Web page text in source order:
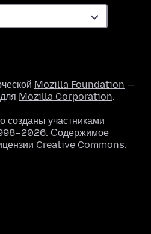
Mozilla Foundation —
Mozilla Corporation.
созданы участниками
Содержимое
Creative Commons.